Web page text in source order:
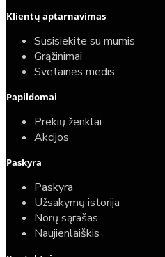
Klientų aptarnavimas
Susisiekite su mumis
Grąžinimai
Svetainės medis
Papildomai
Prekių ženklai
Akcijos
Paskyra
Paskyra
Užsakymų istorija
Norų sąrašas
Naujienlaiškis